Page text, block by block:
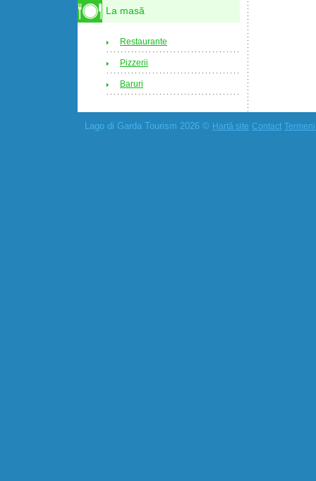
La masă
Restaurante
Pizzerii
Baruri
Lago di Garda Tourism 2026 © Hartă site Contact